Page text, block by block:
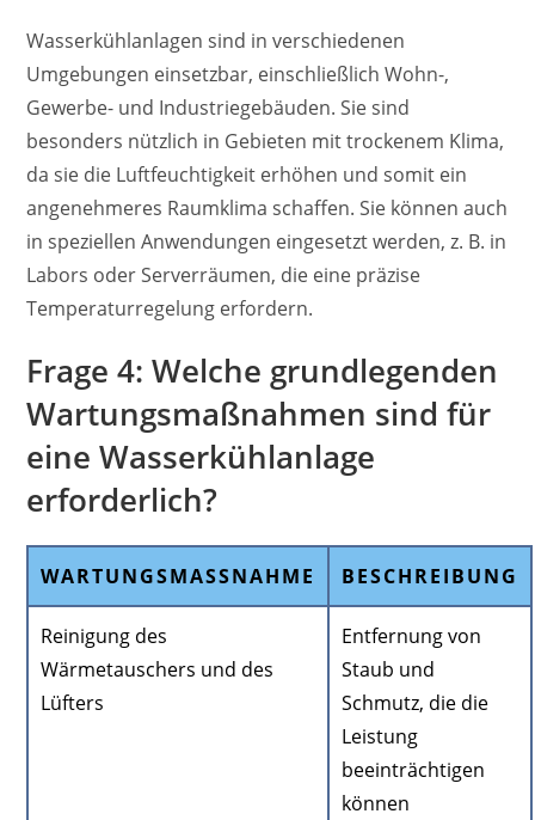
Wasserkühlanlagen sind in verschiedenen
Umgebungen einsetzbar, einschließlich Wohn-,
Gewerbe- und Industriegebäuden. Sie sind
besonders nützlich in Gebieten mit trockenem Klima,
da sie die Luftfeuchtigkeit erhöhen und somit ein
angenehmeres Raumklima schaffen. Sie können auch
in speziellen Anwendungen eingesetzt werden, z. B. in
Labors oder Serverräumen, die eine präzise
Temperaturregelung erfordern.
Frage 4: Welche grundlegenden
Wartungsmaßnahmen sind für
eine Wasserkühlanlage
erforderlich?
WARTUNGSMASSNAHME BESCHREIBUNG
Reinigung des
Wärmetauschers und des
Lüfters
Entfernung von
Staub und
Schmutz, die die
Leistung
beeinträchtigen
können